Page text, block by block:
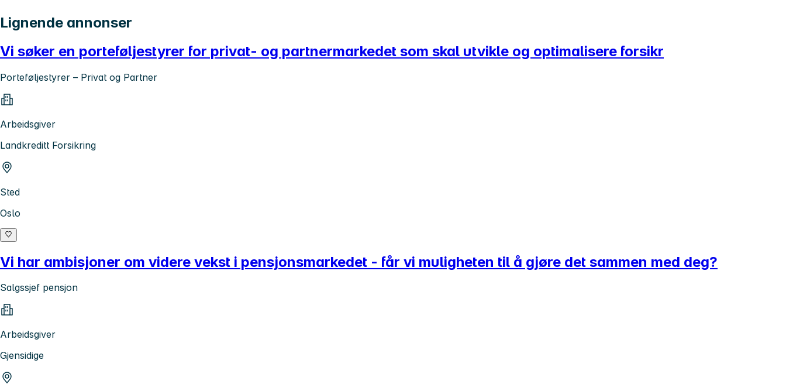
Lignende annonser
Vi søker en porteføljestyrer for privat- og partnermarkedet som skal utvikle og optimalisere forsikr
Porteføljestyrer – Privat og Partner
Arbeidsgiver
Landkreditt Forsikring
Sted
Oslo
Vi har ambisjoner om videre vekst i pensjonsmarkedet - får vi muligheten til å gjøre det sammen med deg?
Salgssjef pensjon
Arbeidsgiver
Gjensidige